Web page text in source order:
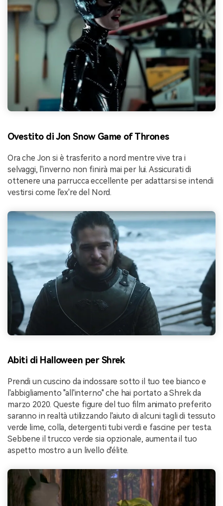
Ovestito di Jon Snow Game of Thrones
Ora che Jon si è trasferito a nord mentre vive tra i
selvaggi, l'inverno non finirà mai per lui. Assicurati di
ottenere una parrucca eccellente per adattarsi se intendi
vestirsi come l'ex're del Nord.
Abiti di Halloween per Shrek
Prendi un cuscino da indossare sotto il tuo tee bianco e
l'abbigliamento "all'interno" che hai portato a Shrek da
marzo 2020. Queste figure del tuo film animato preferito
saranno in realtà utilizzando l'aiuto di alcuni tagli di tessuto
verde lime, colla, detergenti tubi verdi e fascine per testa.
Sebbene il trucco verde sia opzionale, aumenta il tuo
aspetto mostro a un livello d'élite.